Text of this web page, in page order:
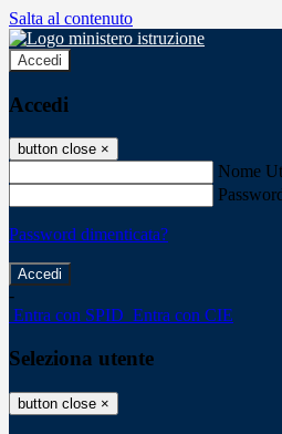
Salta al contenuto
Accedi
Accedi
button close ×
Nome
Password dimenticata?
-
Entra con SPID Entra con CIE
Seleziona utente
button close ×